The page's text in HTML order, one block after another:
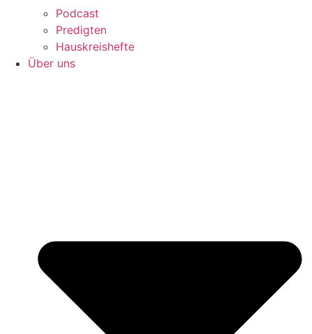
Podcast
Predigten
Hauskreishefte
Über uns